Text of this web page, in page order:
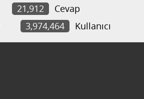
21,912
Cevap
3,974,464 Kullanıcı